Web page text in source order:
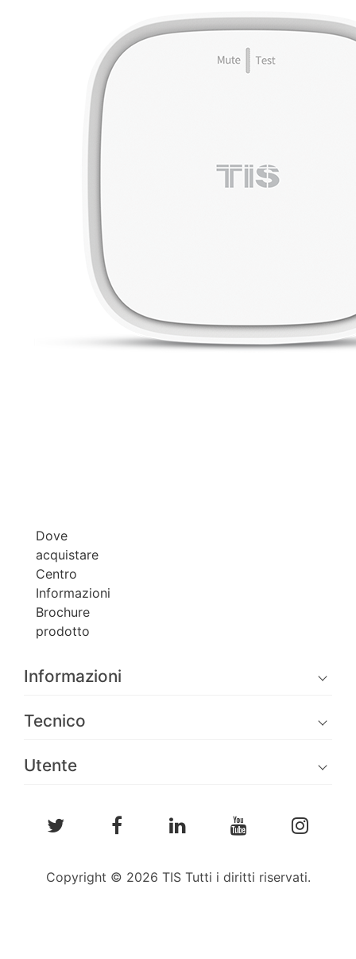
Dove
acquistare
Centro
Informazioni
Brochure
prodotto
Informazioni
Tecnico
Utente
Copyright © 2026 TIS Tutti i diritti riservati.